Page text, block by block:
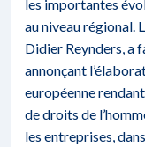
les importantes
au niveau régional.
Didier Reynders, a
annonçant
européenne
de droits de
les entreprises,